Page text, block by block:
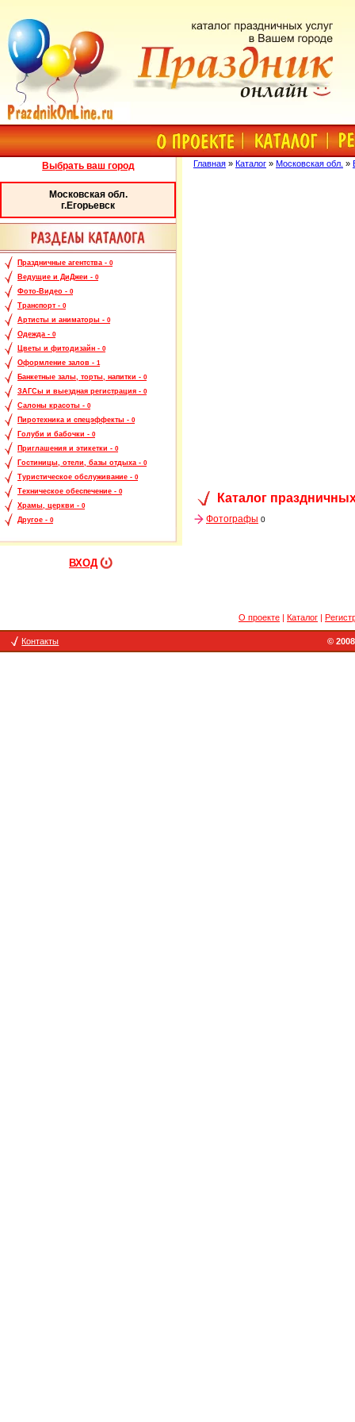
Выбрать ваш город
Московская обл.
г.Егорьевск
Праздничные агентства - 0
Ведущие и ДиДжеи - 0
Фото-Видео - 0
Транспорт - 0
Артисты и аниматоры - 0
Одежда - 0
Цветы и фитодизайн - 0
Оформление залов - 1
Банкетные залы, торты, напитки - 0
ЗАГСы и выездная регистрация - 0
Салоны красоты - 0
Пиротехника и спецэффекты - 0
Голуби и бабочки - 0
Приглашения и этикетки - 0
Гостиницы, отели, базы отдыха - 0
Туристическое обслуживание - 0
Техническое обеспечение - 0
Храмы, церкви - 0
Другое - 0
ВХОД
Главная » Каталог » Московская обл. »
Каталог
Фотографы 0
О проекте Каталог
Контакты ©